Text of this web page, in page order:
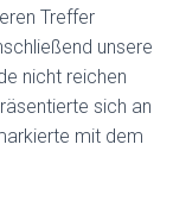
Treffer
unsere
nicht reichen
sich an
mit dem